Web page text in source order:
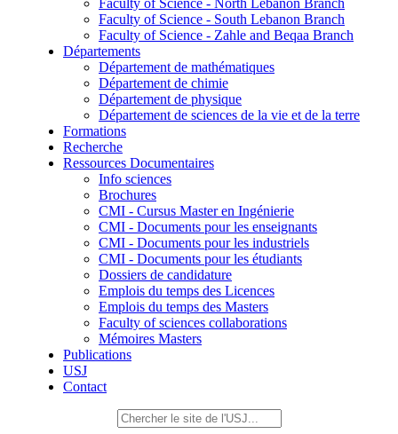
Faculty of Science - North Lebanon Branch
Faculty of Science - South Lebanon Branch
Faculty of Science - Zahle and Beqaa Branch
Départements
Département de mathématiques
Département de chimie
Département de physique
Département de sciences de la vie et de la terre
Formations
Recherche
Ressources Documentaires
Info sciences
Brochures
CMI - Cursus Master en Ingénierie
CMI - Documents pour les enseignants
CMI - Documents pour les industriels
CMI - Documents pour les étudiants
Dossiers de candidature
Emplois du temps des Licences
Emplois du temps des Masters
Faculty of sciences collaborations
Mémoires Masters
Publications
USJ
Contact